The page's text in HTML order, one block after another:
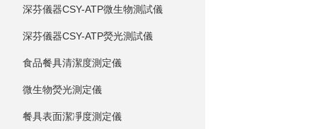
深芬儀器CSY-ATP微生物測試儀
深芬儀器CSY-ATP熒光測試儀
食品餐具清潔度測定儀
微生物熒光測定儀
餐具表面潔凈度測定儀